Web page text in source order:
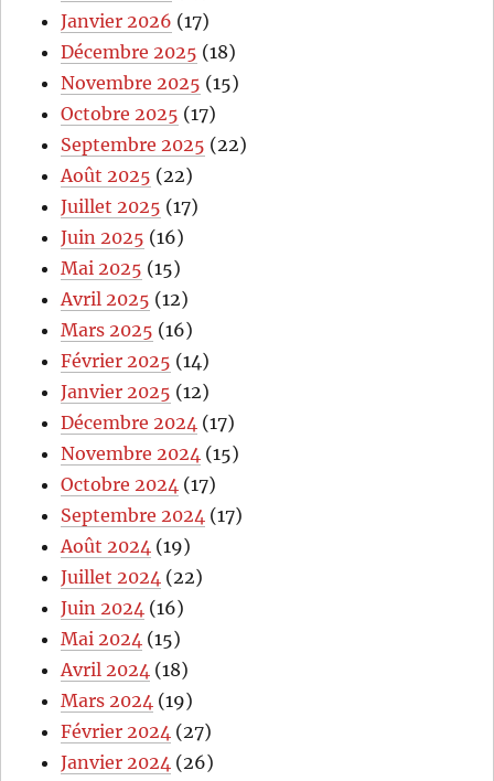
Janvier 2026 (17)
Décembre 2025 (18)
Novembre 2025 (15)
Octobre 2025 (17)
Septembre 2025 (22)
Août 2025 (22)
Juillet 2025 (17)
Juin 2025 (16)
Mai 2025 (15)
Avril 2025 (12)
Mars 2025 (16)
Février 2025 (14)
Janvier 2025 (12)
Décembre 2024 (17)
Novembre 2024 (15)
Octobre 2024 (17)
Septembre 2024 (17)
Août 2024 (19)
Juillet 2024 (22)
Juin 2024 (16)
Mai 2024 (15)
Avril 2024 (18)
Mars 2024 (19)
Février 2024 (27)
Janvier 2024 (26)